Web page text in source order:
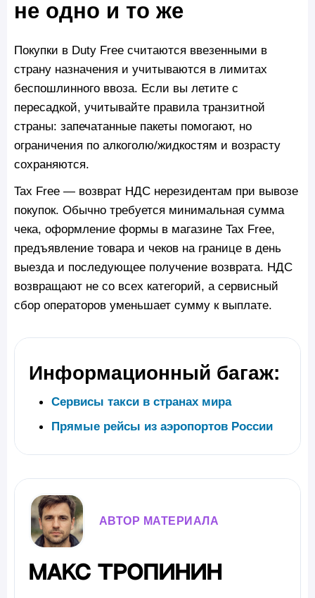
не одно и то же
Покупки в Duty Free считаются ввезенными в
страну назначения и учитываются в лимитах
беспошлинного ввоза. Если вы летите с
пересадкой, учитывайте правила транзитной
страны: запечатанные пакеты помогают, но
ограничения по алкоголю/жидкостям и возрасту
сохраняются.
Tax Free — возврат НДС нерезидентам при вывозе
покупок. Обычно требуется минимальная сумма
чека, оформление формы в магазине Tax Free,
предъявление товара и чеков на границе в день
выезда и последующее получение возврата. НДС
возвращают не со всех категорий, а сервисный
сбор операторов уменьшает сумму к выплате.
Информационный багаж:
Сервисы такси в странах мира
Прямые рейсы из аэропортов России
АВТОР МАТЕРИАЛА
Макс Тропинин